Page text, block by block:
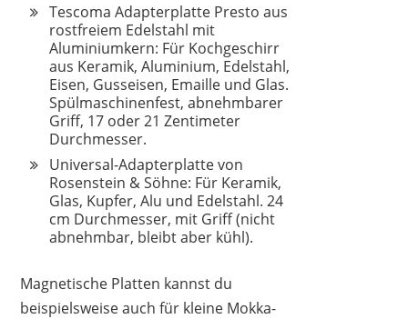
Tescoma Adapterplatte Presto aus
rostfreiem Edelstahl mit
Aluminiumkern: Für Kochgeschirr
aus Keramik, Aluminium, Edelstahl,
Eisen, Gusseisen, Emaille und Glas.
Spülmaschinenfest, abnehmbarer
Griff, 17 oder 21 Zentimeter
Durchmesser.
Universal-Adapterplatte von
Rosenstein & Söhne: Für Keramik,
Glas, Kupfer, Alu und Edelstahl. 24
cm Durchmesser, mit Griff (nicht
abnehmbar, bleibt aber kühl).
Magnetische Platten kannst du
beispielsweise auch für kleine Mokka-